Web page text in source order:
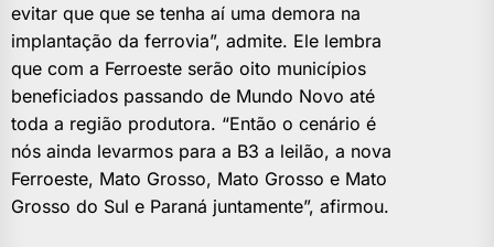
evitar que que se tenha aí uma demora na
implantação da ferrovia”, admite. Ele lembra
que com a Ferroeste serão oito municípios
beneficiados passando de Mundo Novo até
toda a região produtora. “Então o cenário é
nós ainda levarmos para a B3 a leilão, a nova
Ferroeste, Mato Grosso, Mato Grosso e Mato
Grosso do Sul e Paraná juntamente”, afirmou.